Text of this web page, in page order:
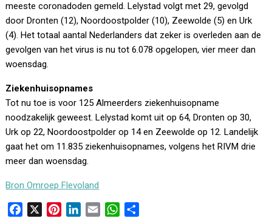
meeste coronadoden gemeld. Lelystad volgt met 29, gevolgd
door Dronten (12), Noordoostpolder (10), Zeewolde (5) en Urk
(4). Het totaal aantal Nederlanders dat zeker is overleden aan de
gevolgen van het virus is nu tot 6.078 opgelopen, vier meer dan
woensdag.
Ziekenhuisopnames
Tot nu toe is voor 125 Almeerders ziekenhuisopname
noodzakelijk geweest. Lelystad komt uit op 64, Dronten op 30,
Urk op 22, Noordoostpolder op 14 en Zeewolde op 12. Landelijk
gaat het om 11.835 ziekenhuisopnames, volgens het RIVM drie
meer dan woensdag.
Bron Omroep Flevoland
W